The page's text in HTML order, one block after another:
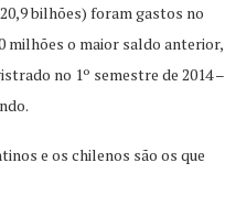
bilhões) foram gastos no
milhões o maior saldo anterior,
no 1º semestre de 2014 –
e os chilenos são os que